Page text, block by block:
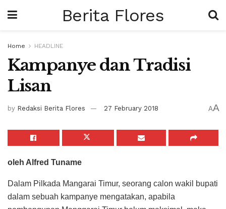
Berita Flores
Home HEADLINE
Kampanye dan Tradisi
Lisan
by Redaksi Berita Flores 27 February 2018 AA
oleh Alfred Tuname
Dalam Pilkada Mangarai Timur, seorang calon wakil bupati
dalam sebuah kampanye mengatakan, apabila